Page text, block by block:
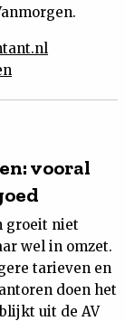
vooral
groeit niet
wel in omzet.
tarieven en
doen het
uit de AV